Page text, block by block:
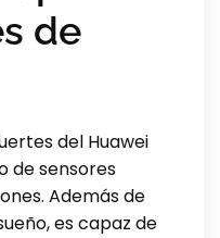
de
del Huawei
de sensores
Además de
es capaz de